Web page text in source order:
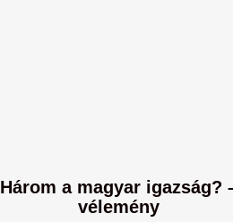
Három a magyar igazság?
vélemény